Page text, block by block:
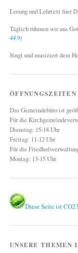
Losung und Lehrtext fuer
Täglich rühmen wir uns
44,9)
Singt und musiziert dem
Das Gemeindebüro ist
Für die
Dienstag: 15-18 Uhr
Freitag: 11-12 Uhr
Für die
Montag: 13-15 Uhr
Diese Seite ist CO2
UNSERE THEMEN